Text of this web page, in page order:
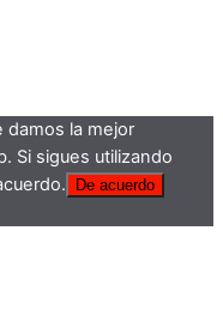
damos la mejor
Si sigues utilizando
De acuerdo